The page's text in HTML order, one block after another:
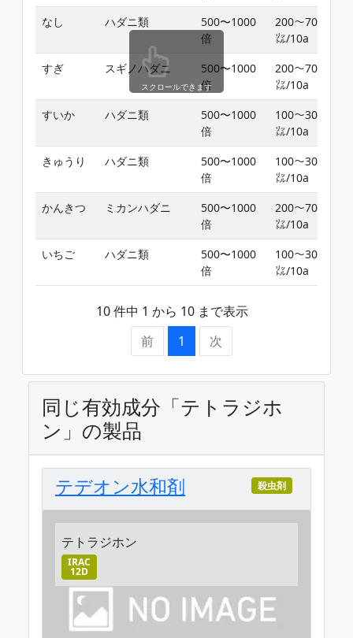
なし
ハダニ類
500〜1000
倍
200〜700
㍑/10a
すぎ
スギノハダニ
500〜1000
倍
200〜700
㍑/10a
すいか ハダニ類
500〜1000
倍
100〜300
㍑/10a
きゅうり
ハダニ類
500〜1000
倍
100〜300
㍑/10a
かんきつ
ミカンハダニ
500〜1000
倍
200〜700
㍑/10a
いちご
ハダニ類
500〜1000
倍
100〜300
㍑/10a
10 件中 1 から 10 まで表示
前
1 次
スクロールできます
同じ有効成分「テトラジホ
ン」の製品
テデオン水和剤 殺虫剤
テトラジホン
IRAC
12D